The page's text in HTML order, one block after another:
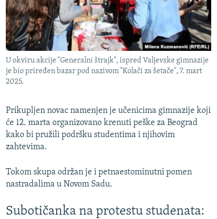
U okviru akcije "Generalni štrajk", ispred Valjevske gimnazije
je bio priređen bazar pod nazivom "Kolači za šetače", 7. mart
2025.
Prikupljen novac namenjen je učenicima gimnazije koji
će 12. marta organizovano krenuti peške za Beograd
kako bi pružili podršku studentima i njihovim
zahtevima.
Tokom skupa održan je i petnaestominutni pomen
nastradalima u Novom Sadu.
Subotičanka na protestu studenata: